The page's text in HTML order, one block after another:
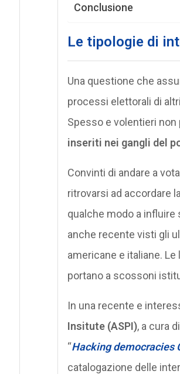
Conclusione
Le tipologie di
Una questione che
processi elettorali di
Spesso e volentieri non
inseriti nei gangli del
Convinti di andare a
ritrovarsi ad accordare
qualche modo a
anche recente visti gli
americane e italiane.
portano a scossoni
In una recente e
Insitute (ASPI), a cura
“Hacking democracies
catalogazione delle